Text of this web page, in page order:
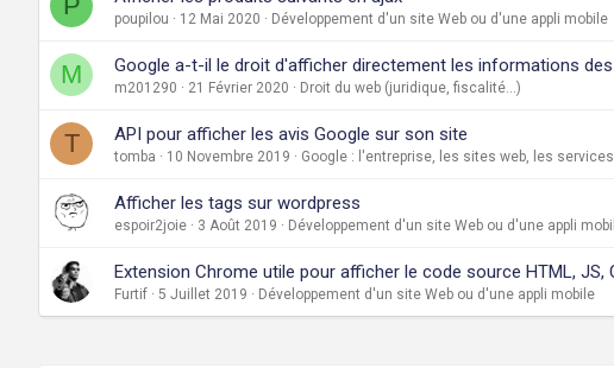
poupilou 12 Mai 2020 Développement d'un site Web ou d'une appli mobile
M Google a-t-il le droit d'afficher directement les informations
m201290 21 Février 2020 Droit du web (juridique, fiscalité...)
T API pour afficher les avis Google sur son site
tomba 10 Novembre 2019 Google : l'entreprise, les sites web, les services
Afficher les tags sur wordpress
espoir2joie 3 Août 2019 Développement d'un site Web ou d'une appli
Extension Chrome utile pour afficher le code source HTML, JS,
Furtif 5 Juillet 2019 Développement d'un site Web ou d'une appli mobile